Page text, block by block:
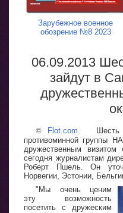
Зарубежное военное
обозрение №8 2023
06.09.2013
зайдут в
© Flot.com Шесть
противоминной группы
дружественным
сегодня журналистам
Роберт Пшель. Он
Норвегии, Эстонии,
"Мы очень ценим
эту возможность
посетить с дружеским